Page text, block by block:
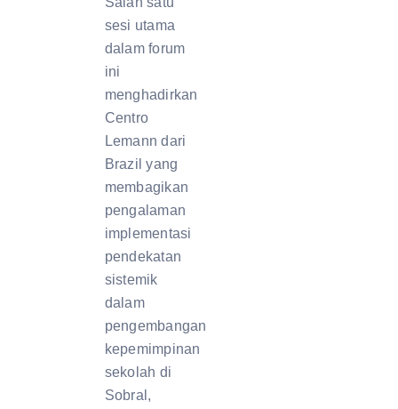
sesi utama
dalam forum
ini
menghadirkan
Centro
Lemann dari
Brazil yang
membagikan
pengalaman
implementasi
pendekatan
sistemik
dalam
pengembangan
kepemimpinan
sekolah di
Sobral,